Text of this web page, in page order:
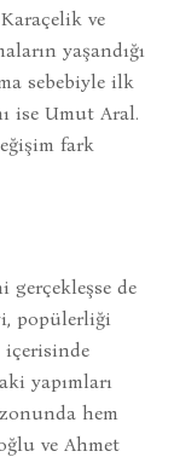
ve
yaşandığı
sebebiyle ilk
ise Umut Aral.
fark
gerçekleşse de
popülerliği
içerisinde
yapımları
hem
ve Ahmet